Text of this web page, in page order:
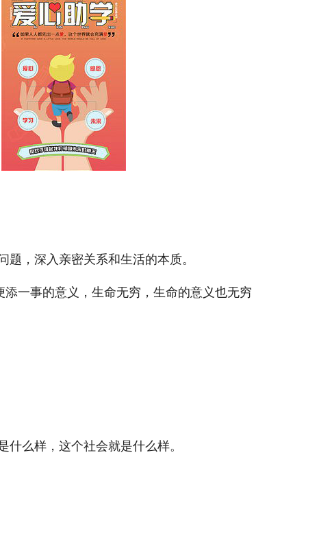
，深入亲密关系和生活的本质。
一事的意义，生命无穷，生命的意义也无穷
什么样，这个社会就是什么样。